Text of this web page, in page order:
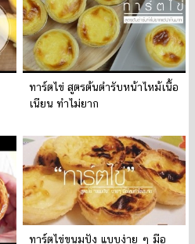
ทาร์ตไข่ สูตรต้นตำรับหน้าไหม้เนื้อ
เนียน ทำไม่ยาก
ทาร์ตไข่ขนมปัง แบบง่าย ๆ มือ